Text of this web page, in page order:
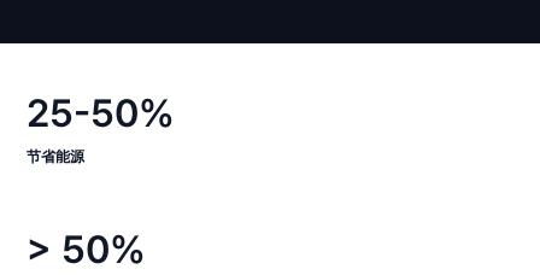
25-50%
节省能源
> 50%